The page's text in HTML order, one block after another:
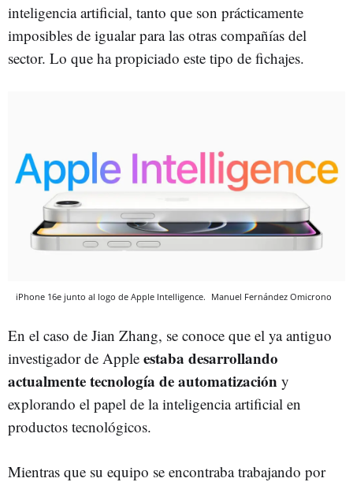
inteligencia artificial, tanto que son prácticamente
imposibles de igualar para las otras compañías del
sector. Lo que ha propiciado este tipo de fichajes.
iPhone 16e junto al logo de Apple Intelligence. Manuel Fernández Omicrono
En el caso de Jian Zhang, se conoce que el ya antiguo
investigador de Apple estaba desarrollando
actualmente tecnología de automatización y
explorando el papel de la inteligencia artificial en
productos tecnológicos.
Mientras que su equipo se encontraba trabajando por